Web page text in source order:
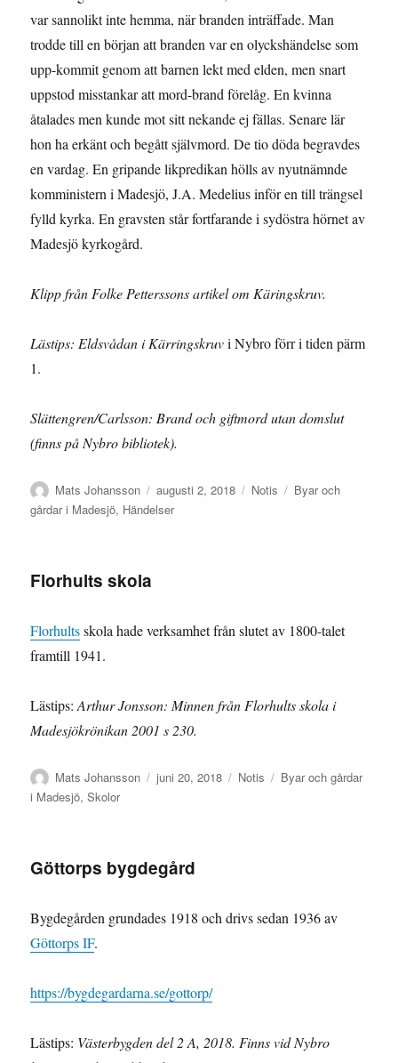
var sannolikt inte hemma, när branden inträffade. Man
trodde till en början att branden var en olyckshändelse som
upp-kommit genom att barnen lekt med elden, men snart
uppstod misstankar att mord-brand förelåg. En kvinna
åtalades men kunde mot sitt nekande ej fällas. Senare lär
hon ha erkänt och begått självmord. De tio döda begravdes
en vardag. En gripande likpredikan hölls av nyutnämnde
komministern i Madesjö, J.A. Medelius inför en till trängsel
fylld kyrka. En gravsten står fortfarande i sydöstra hörnet av
Madesjö kyrkogård.
Klipp från Folke Petterssons artikel om Käringskruv.
Lästips: Eldsvådan i Kärringskruvi Nybro förr i tiden pärm
1.
Slättengren/Carlsson: Brand och giftmord utan domslut
(finns på Nybro bibliotek).
Författare
Mats Johansson
Publicerat
den
augusti 2, 2018 Format
Notis Kategorier
Byar och
gårdar i Madesjö, Händelser
Florhults skola
Florhultsskola hade verksamhet från slutet av 1800-talet
framtill 1941.
Lästips:Arthur Jonsson: Minnen från Florhults skola i
Madesjökrönikan 2001 s 230.
Författare
Mats Johansson
Publicerat
juni 20, 2018 Format
Notis Kategorier
Byar och gårdar
i Madesjö,Skolor
Göttorps bygdegård
Bygdegården grundades 1918 och drivs sedan 1936 av
Göttorps IF.
https://bygdegardarna.se/gottorp/
Lästips: Västerbygden del 2 A, 2018. Finns vid Nybro